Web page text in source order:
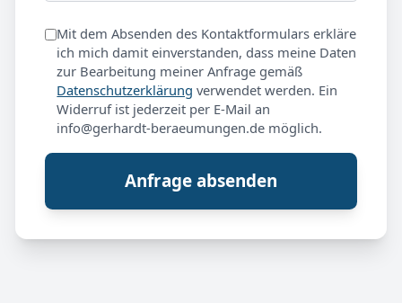
Mit dem Absenden des Kontaktformulars erkläre
ich mich damit einverstanden, dass meine Daten
zur Bearbeitung meiner Anfrage gemäß
Datenschutzerklärung verwendet werden. Ein
Widerruf ist jederzeit per E-Mail an
info@gerhardt-beraeumungen.de möglich.
Anfrage absenden